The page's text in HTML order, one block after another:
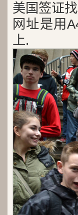
美国签证
网址是用
上.